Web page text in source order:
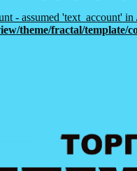
- assumed 'text_account' in
theme/fractal/template/